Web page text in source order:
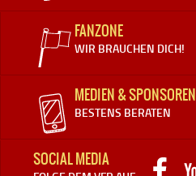
FANZONE
WIR BRAUCHEN DICH!
MEDIEN & SPONSOREN
BESTENS BERATEN
SOCIAL MEDIA